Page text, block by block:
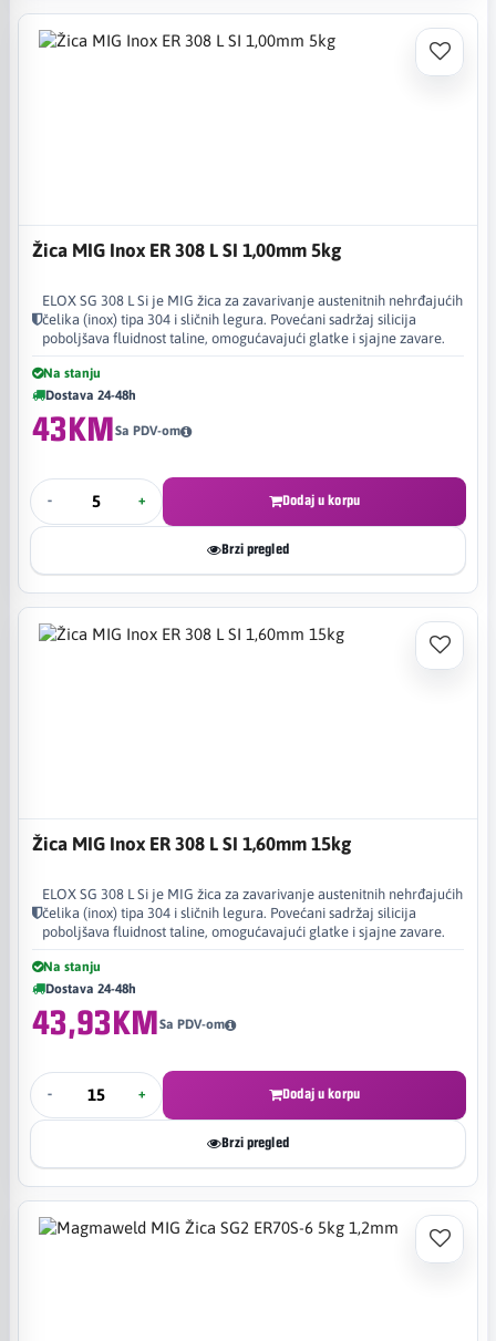
Žica MIG Inox ER 308 L SI 1,00mm 5kg
ELOX SG 308 L Si je MIG žica za zavarivanje austenitnih nehrđajućih
čelika (inox) tipa 304 i sličnih legura. Povećani sadržaj silicija
poboljšava fluidnost taline, omogućavajući glatke i sjajne zavare.
Na stanju
Dostava 24-48h
43KMSa PDV-om
- + Dodaj u korpu
Brzi pregled
Žica MIG Inox ER 308 L SI 1,60mm 15kg
ELOX SG 308 L Si je MIG žica za zavarivanje austenitnih nehrđajućih
čelika (inox) tipa 304 i sličnih legura. Povećani sadržaj silicija
poboljšava fluidnost taline, omogućavajući glatke i sjajne zavare.
Na stanju
Dostava 24-48h
43,93KMSa PDV-om
- + Dodaj u korpu
Brzi pregled